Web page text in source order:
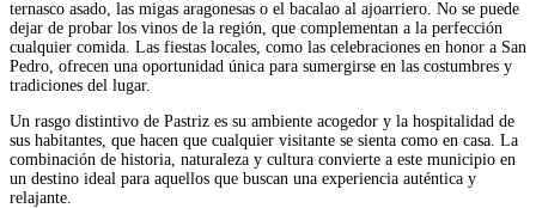
ternasco asado, las migas aragonesas o el bacalao al ajoarriero. No se puede
dejar de probar los vinos de la región, que complementan a la perfección
cualquier comida. Las fiestas locales, como las celebraciones en honor a San
Pedro, ofrecen una oportunidad única para sumergirse en las costumbres y
tradiciones del lugar.
Un rasgo distintivo de Pastriz es su ambiente acogedor y la hospitalidad de
sus habitantes, que hacen que cualquier visitante se sienta como en casa. La
combinación de historia, naturaleza y cultura convierte a este municipio en
un destino ideal para aquellos que buscan una experiencia auténtica y
relajante.